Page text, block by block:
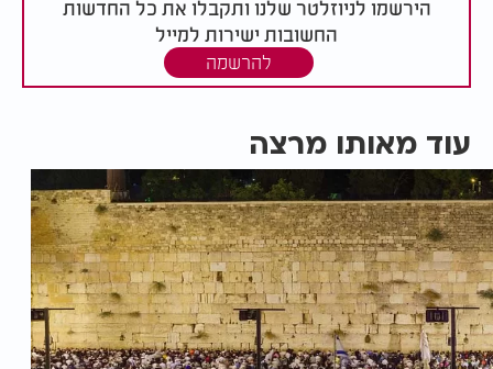
הירשמו לניוזלטר שלנו ותקבלו את כל החדשות
החשובות ישירות למייל
להרשמה
עוד מאותו מרצה